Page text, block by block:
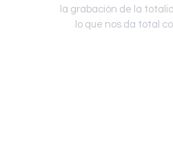
la grabación de la
lo que nos da total